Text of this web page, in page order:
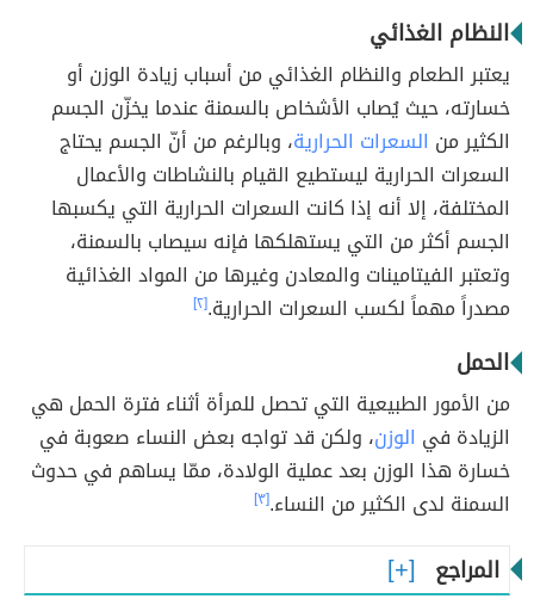
النظام الغذائي
يعتبر الطعام والنظام الغذائي من أسباب زيادة الوزن أو
خسارته، حيث يُصاب الأشخاص بالسمنة عندما يخزّن الجسم
الكثير من السعرات الحرارية، وبالرغم من أنّ الجسم يحتاج
السعرات الحرارية ليستطيع القيام بالنشاطات والأعمال
المختلفة، إلا أنه إذا كانت السعرات الحرارية التي يكسبها
الجسم أكثر من التي يستهلكها فإنه سيصاب بالسمنة،
وتعتبر الفيتامينات والمعادن وغيرها من المواد الغذائية
مصدراً مهماً لكسب السعرات الحرارية.[٢]
الحمل
من الأمور الطبيعية التي تحصل للمرأة أثناء فترة الحمل هي
الزيادة في الوزن، ولكن قد تواجه بعض النساء صعوبة في
خسارة هذا الوزن بعد عملية الولادة، ممّا يساهم في حدوث
السمنة لدى الكثير من النساء.[٣]
المراجع